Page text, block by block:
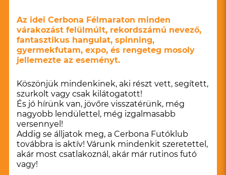
Az idei Cerbona Félmaraton minden
várakozást felülmúlt, rekordszámú nevező,
fantasztikus hangulat, spinning,
gyermekfutam, expo, és rengeteg mosoly
jellemezte az eseményt.
Köszönjük mindenkinek, aki részt vett, segített,
szurkolt vagy csak kilátogatott!
És jó hírünk van, jövőre visszatérünk, még
nagyobb lendülettel, még izgalmasabb
versennyel!
Addig se álljatok meg, a Cerbona Futóklub
továbbra is aktív! Várunk mindenkit szeretettel,
akár most csatlakoznál, akár már rutinos futó
vagy!